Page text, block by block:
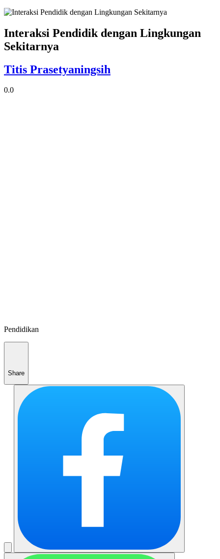
Interaksi Pendidik dengan Lingkungan
Sekitarnya
Titis Prasetyaningsih
0.0
Pendidikan
Share